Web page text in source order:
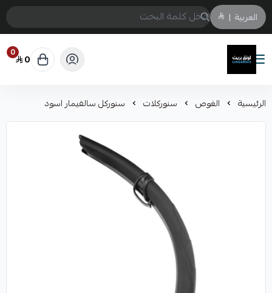
العربية |
لونق بريث
0 0
الرئيسية الغوص سنوركلات سنوركل سالفيمار اسود